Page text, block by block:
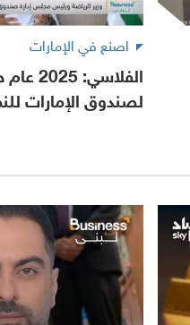
اصنع في الإمارات
لصندوق الإمارات